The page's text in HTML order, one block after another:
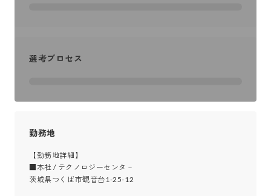
選考プロセス
勤務地
【勤務地詳細】
■本社 / テクノロジーセンタ－
茨城県つくば市観音台1-25-12